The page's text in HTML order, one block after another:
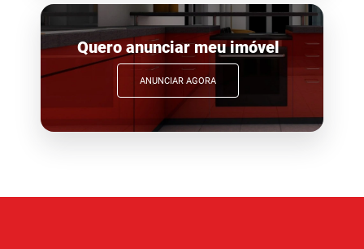
Quero anunciar meu imóvel
ANUNCIAR AGORA